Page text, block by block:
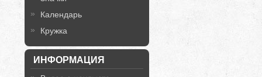
Календарь
Кружка
ИНФОРМАЦИЯ